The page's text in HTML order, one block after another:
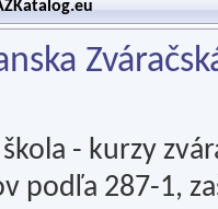
škola - kurzy
podľa 287-1,